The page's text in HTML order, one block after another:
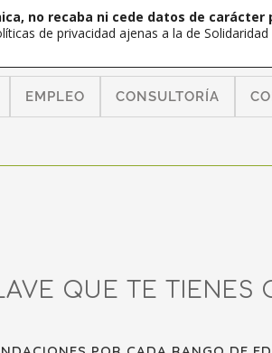
EMPLEO CONSULTORÍA
QUE TE TIENES
no recaba ni cede datos de carácter
de privacidad ajenas a la de